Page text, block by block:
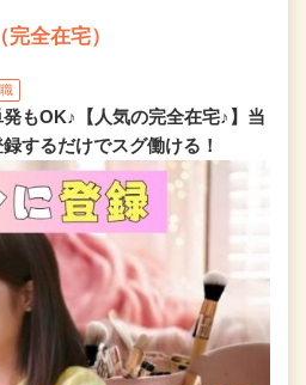
全在宅）
もOK♪【人気の完全在宅♪】当
するだけでスグ働ける！